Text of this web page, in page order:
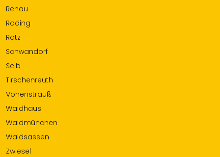
Rehau
Roding
Rötz
Schwandorf
Selb
Tirschenreuth
Vohenstrauß
Waidhaus
Waldmünchen
Waldsassen
Zwiesel